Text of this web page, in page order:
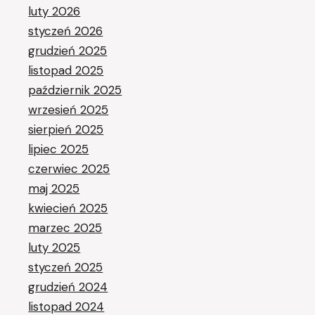
luty 2026
styczeń 2026
grudzień 2025
listopad 2025
październik 2025
wrzesień 2025
sierpień 2025
lipiec 2025
czerwiec 2025
maj 2025
kwiecień 2025
marzec 2025
luty 2025
styczeń 2025
grudzień 2024
listopad 2024